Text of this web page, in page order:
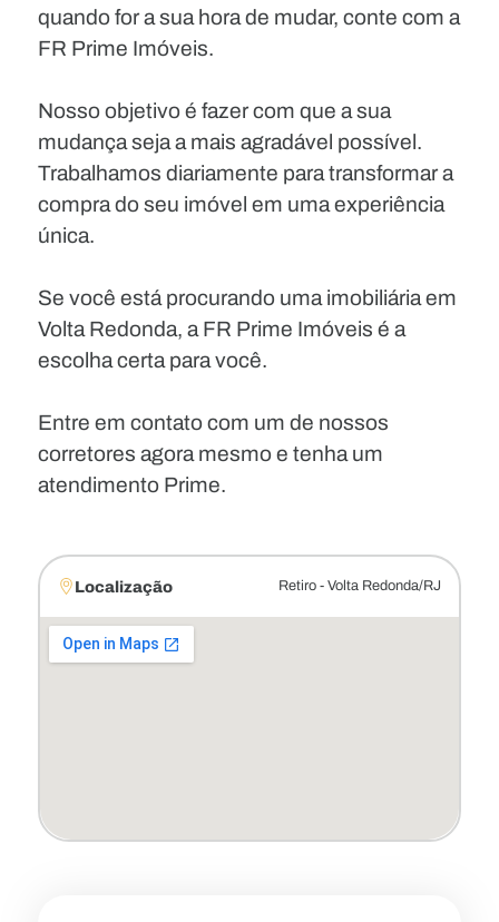
quando for a sua hora de mudar, conte com a
FR Prime Imóveis.
Nosso objetivo é fazer com que a sua
mudança seja a mais agradável possível.
Trabalhamos diariamente para transformar a
compra do seu imóvel em uma experiência
única.
Se você está procurando uma imobiliária em
Volta Redonda, a FR Prime Imóveis é a
escolha certa para você.
Entre em contato com um de nossos
corretores agora mesmo e tenha um
atendimento Prime.
Localização Retiro - Volta Redonda/RJ